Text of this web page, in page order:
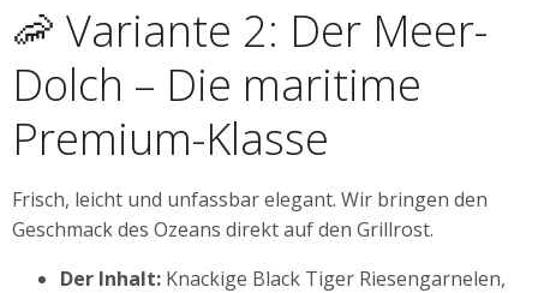
🦐 Variante 2: Der Meer-
Dolch – Die maritime
Premium-Klasse
Frisch, leicht und unfassbar elegant. Wir bringen den
Geschmack des Ozeans direkt auf den Grillrost.
Der Inhalt: Knackige Black Tiger Riesengarnelen,